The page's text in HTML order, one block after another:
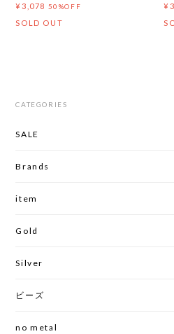
¥3,078 50%OFF
SOLD OUT
CATEGORIES
SALE
Brands
item
Gold
Silver
ビーズ
no metal